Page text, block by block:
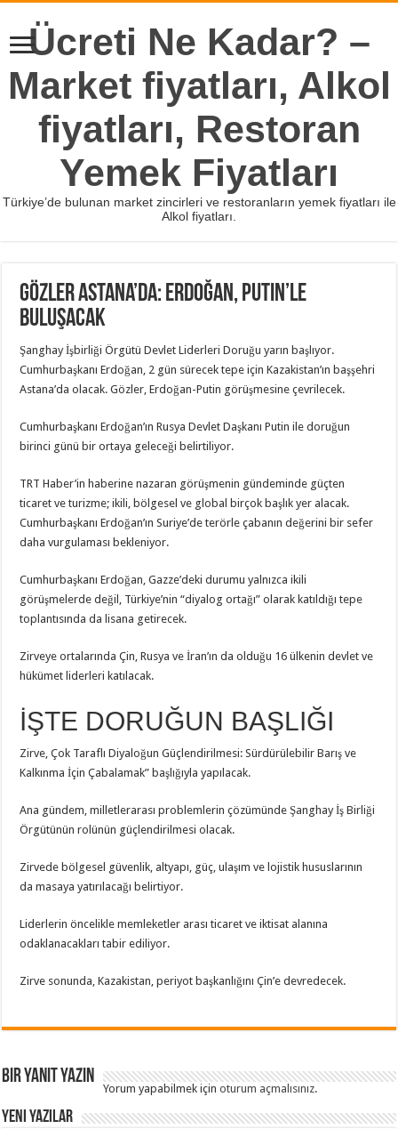
Ücreti Ne Kadar? –
Market fiyatları, Alkol
fiyatları, Restoran
Yemek Fiyatları
Türkiye’de bulunan market zincirleri ve restoranların yemek fiyatları ile
Alkol fiyatları.
Gözler Astana’da: Erdoğan, Putin’le
buluşacak
Şanghay İşbirliği Örgütü Devlet Liderleri Doruğu yarın başlıyor.
Cumhurbaşkanı Erdoğan, 2 gün sürecek tepe için Kazakistan’ın başşehri
Astana’da olacak. Gözler, Erdoğan-Putin görüşmesine çevrilecek.
Cumhurbaşkanı Erdoğan’ın Rusya Devlet Daşkanı Putin ile doruğun
birinci günü bir ortaya geleceği belirtiliyor.
TRT Haber’in haberine nazaran görüşmenin gündeminde güçten
ticaret ve turizme; ikili, bölgesel ve global birçok başlık yer alacak.
Cumhurbaşkanı Erdoğan’ın Suriye’de terörle çabanın değerini bir sefer
daha vurgulaması bekleniyor.
Cumhurbaşkanı Erdoğan, Gazze’deki durumu yalnızca ikili
görüşmelerde değil, Türkiye’nin “diyalog ortağı” olarak katıldığı tepe
toplantısında da lisana getirecek.
Zirveye ortalarında Çin, Rusya ve İran’ın da olduğu 16 ülkenin devlet ve
hükümet liderleri katılacak.
İŞTE DORUĞUN BAŞLIĞI
Zirve, Çok Taraflı Diyaloğun Güçlendirilmesi: Sürdürülebilir Barış ve
Kalkınma İçin Çabalamak” başlığıyla yapılacak.
Ana gündem, milletlerarası problemlerin çözümünde Şanghay İş Birliği
Örgütünün rolünün güçlendirilmesi olacak.
Zirvede bölgesel güvenlik, altyapı, güç, ulaşım ve lojistik hususlarının
da masaya yatırılacağı belirtiyor.
Liderlerin öncelikle memleketler arası ticaret ve iktisat alanına
odaklanacakları tabir ediliyor.
Zirve sonunda, Kazakistan, periyot başkanlığını Çin’e devredecek.
Bir yanıt yazın
Yorum yapabilmek içinoturum açmalısınız.
Yeni Yazılar